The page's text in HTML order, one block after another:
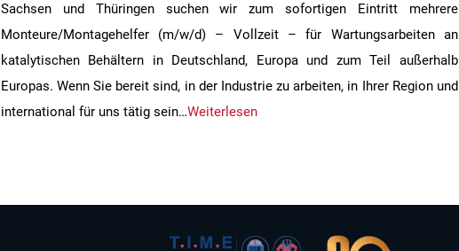
Sachsen und Thüringen suchen wir zum sofortigen Eintritt mehrere
Monteure/Montagehelfer (m/w/d) – Vollzeit – für Wartungsarbeiten an
katalytischen Behältern in Deutschland, Europa und zum Teil außerhalb
Europas. Wenn Sie bereit sind, in der Industrie zu arbeiten, in Ihrer Region und
international für uns tätig sein…Weiterlesen